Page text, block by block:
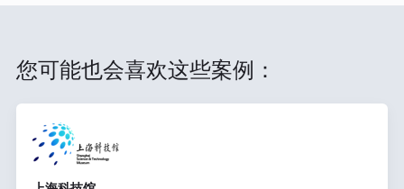
您可能也会喜欢这些案例：